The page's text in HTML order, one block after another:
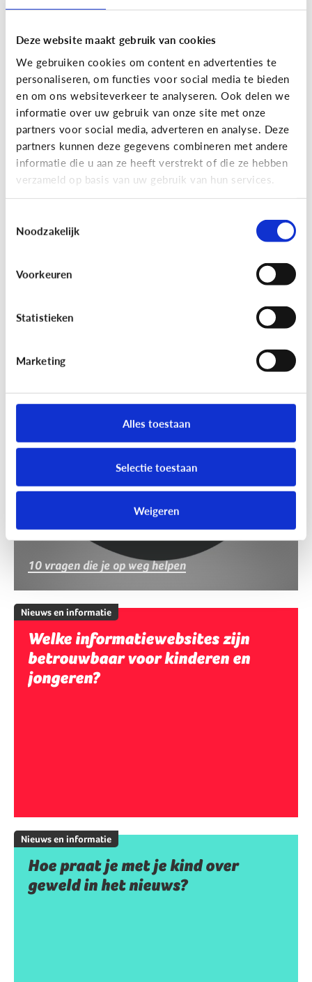
Deze website maakt gebruik van cookies
We gebruiken cookies om content en advertenties te
personaliseren, om functies voor social media te bieden
en om ons websiteverkeer te analyseren. Ook delen we
informatie over uw gebruik van onze site met onze
partners voor social media, adverteren en analyse. Deze
partners kunnen deze gegevens combineren met andere
informatie die u aan ze heeft verstrekt of die ze hebben
verzameld op basis van uw gebruik van hun services.
Noodzakelijk
Voorkeuren
Statistieken
Marketing
Alles toestaan
Selectie toestaan
Weigeren
Nieuws en informatie
7 tips om met je kind te praten
over nieuws
10 vragen die je op weg helpen
Nieuws en informatie
Welke informatiewebsites zijn
betrouwbaar voor kinderen en
jongeren?
Nieuws en informatie
Hoe praat je met je kind over
geweld in het nieuws?